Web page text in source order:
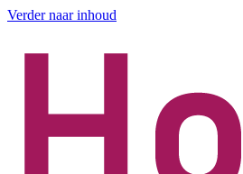
Verder naar inhoud